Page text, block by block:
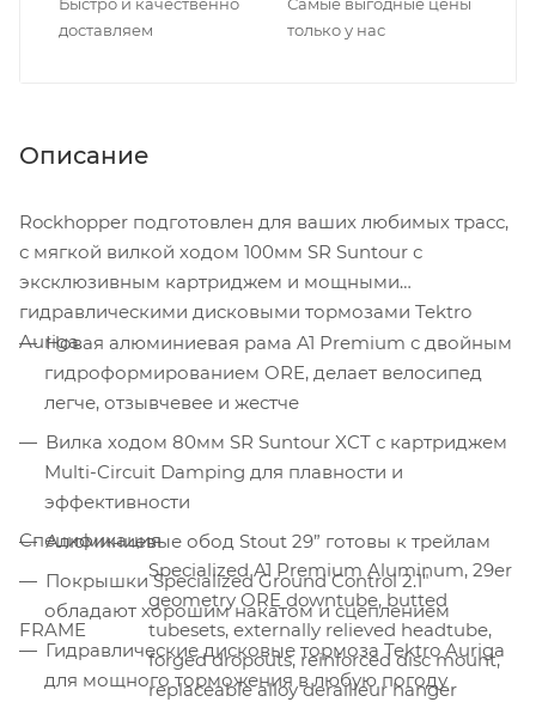
доставляем
только у нас
Описание
Rockhopper подготовлен для ваших любимых трасс,
с мягкой вилкой ходом 100мм SR Suntour с
эксклюзивным картриджем и мощными
гидравлическими дисковыми тормозами Tektro
Auriga.
Новая алюминиевая рама A1 Premium с двойным
гидроформированием ORE, делает велосипед
легче, отзывчевее и жестче
Вилка ходом 80мм SR Suntour XCT с картриджем
Multi-Circuit Damping для плавности и
эффективности
Алюминиевые обод Stout 29” готовы к трейлам
Покрышки Specialized Ground Control 2.1"
обладают хорошим накатом и сцеплением
Гидравлические дисковые тормоза Tektro Auriga
для мощного торможения в любую погоду
Спецификация
FRAME
Specialized A1 Premium Aluminum, 29er
geometry ORE downtube, butted
tubesets, externally relieved headtube,
forged dropouts, reinforced disc mount,
replaceable alloy derailleur hanger